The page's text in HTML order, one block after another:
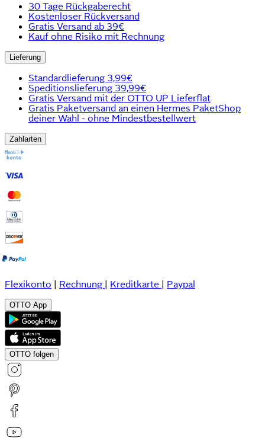
30 Tage Rückgaberecht
Kostenloser Rückversand
Gratis Versand ab 39€
Kauf ohne Risiko mit Rechnung
Lieferung
Standardlieferung 3,99€
Speditionslieferung 39,99€
Gratis Versand mit der OTTO UP Lieferflat
Gratis Paketversand an einen Hermes PaketShop
deiner Wahl - ohne Mindestbestellwert
Zahlarten
Flexikonto Rechnung Kreditkarte Paypal
OTTO App
OTTO folgen